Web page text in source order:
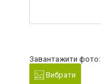
Завантажити фото:
Вибрати